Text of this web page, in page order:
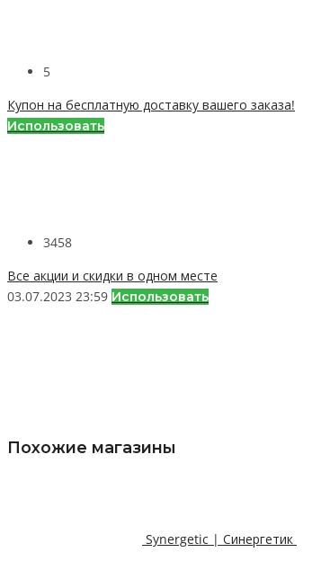
5
Купон на бесплатную доставку вашего заказа!
Использовать
3458
Все акции и скидки в одном месте
03.07.2023 23:59 Использовать
Похожие магазины
Synergetic | Синергетик